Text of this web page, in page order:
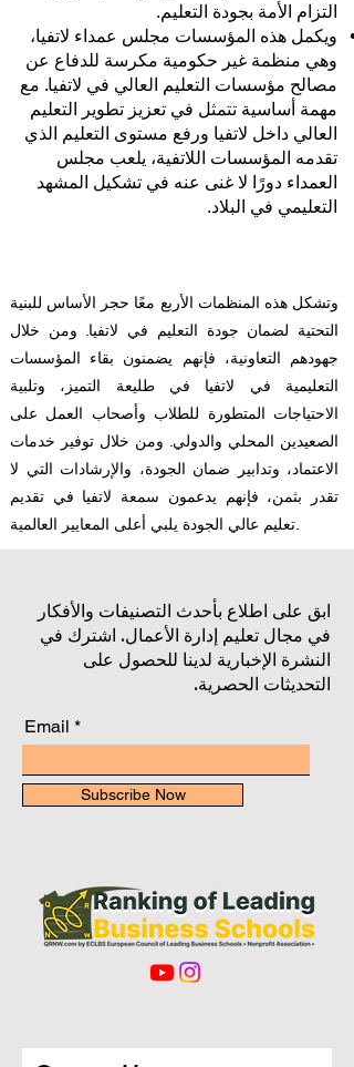
التزام الأمة بجودة التعليم.
ويكمل هذه المؤسسات مجلس عمداء لاتفيا،
وهي منظمة غير حكومية مكرسة للدفاع عن
مصالح مؤسسات التعليم العالي في لاتفيا. مع
مهمة أساسية تتمثل في تعزيز تطوير التعليم
العالي داخل لاتفيا ورفع مستوى التعليم الذي
تقدمه المؤسسات اللاتفية، يلعب مجلس
العمداء دورًا لا غنى عنه في تشكيل المشهد
التعليمي في البلاد.
وتشكل هذه المنظمات الأربع معًا حجر الأساس للبنية
التحتية لضمان جودة التعليم في لاتفيا. ومن خلال
جهودهم التعاونية، فإنهم يضمنون بقاء المؤسسات
التعليمية في لاتفيا في طليعة التميز، وتلبية
الاحتياجات المتطورة للطلاب وأصحاب العمل على
الصعيدين المحلي والدولي. ومن خلال توفير خدمات
الاعتماد، وتدابير ضمان الجودة، والإرشادات التي لا
تقدر بثمن، فإنهم يدعمون سمعة لاتفيا في تقديم
ابق على اطلاع بأحدث التصنيفات والأفكار
في مجال تعليم إدارة الأعمال. اشترك في
النشرة الإخبارية لدينا للحصول على
التحديثات الحصرية.
Email
Subscribe Now